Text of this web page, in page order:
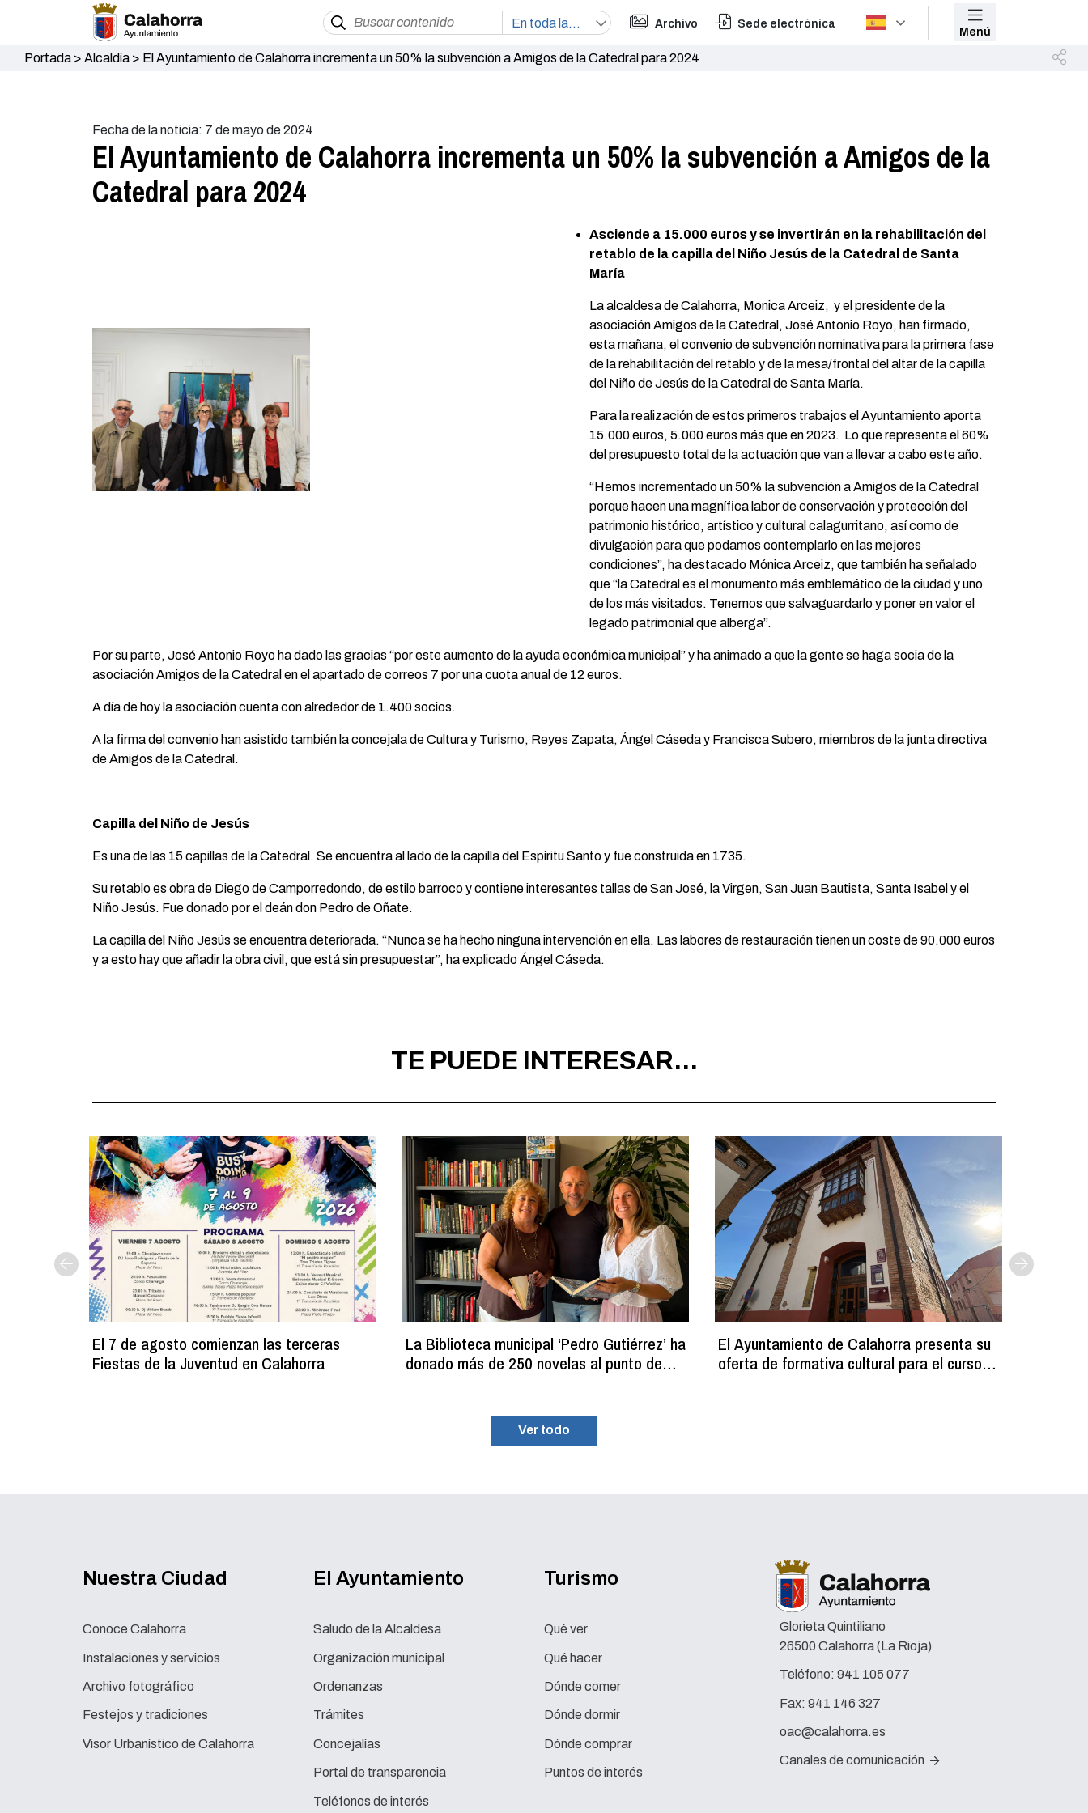
Archivo Sede electrónica
Menú
Portada> Alcaldía> El Ayuntamiento de Calahorra incrementa un 50% la subvención a Amigos de la Catedral para 2024
Fecha de la noticia: 7 de mayo de 2024
El Ayuntamiento de Calahorra incrementa un 50% la subvención a Amigos de la
Catedral para 2024
Asciende a 15.000 euros y se invertirán en la rehabilitación del
retablo de la capilla del Niño Jesús de la Catedral de Santa
María
La alcaldesa de Calahorra, Monica Arceiz, y el presidente de la
asociación Amigos de la Catedral, José Antonio Royo, han firmado,
esta mañana, el convenio de subvención nominativa para la primera fase
de la rehabilitación del retablo y de la mesa/frontal del altar de la capilla
del Niño de Jesús de la Catedral de Santa María.
Para la realización de estos primeros trabajos el Ayuntamiento aporta
15.000 euros, 5.000 euros más que en 2023. Lo que representa el 60%
del presupuesto total de la actuación que van a llevar a cabo este año.
“Hemos incrementado un 50% la subvención a Amigos de la Catedral
porque hacen una magnífica labor de conservación y protección del
patrimonio histórico, artístico y cultural calagurritano, así como de
divulgación para que podamos contemplarlo en las mejores
condiciones”, ha destacado Mónica Arceiz, que también ha señalado
que “la Catedral es el monumento más emblemático de la ciudad y uno
de los más visitados. Tenemos que salvaguardarlo y poner en valor el
legado patrimonial que alberga”.
Por su parte, José Antonio Royo ha dado las gracias “por este aumento de la ayuda económica municipal” y ha animado a que la gente se haga socia de la
asociación Amigos de la Catedral en el apartado de correos 7 por una cuota anual de 12 euros.
A día de hoy la asociación cuenta con alrededor de 1.400 socios.
A la firma del convenio han asistido también la concejala de Cultura y Turismo, Reyes Zapata, Ángel Cáseda y Francisca Subero, miembros de la junta directiva
de Amigos de la Catedral.
Capilla del Niño de Jesús
Es una de las 15 capillas de la Catedral. Se encuentra al lado de la capilla del Espíritu Santo y fue construida en 1735.
Su retablo es obra de Diego de Camporredondo, de estilo barroco y contiene interesantes tallas de San José, la Virgen, San Juan Bautista, Santa Isabel y el
Niño Jesús. Fue donado por el deán don Pedro de Oñate.
La capilla del Niño Jesús se encuentra deteriorada. “Nunca se ha hecho ninguna intervención en ella. Las labores de restauración tienen un coste de 90.000 euros
y a esto hay que añadir la obra civil, que está sin presupuestar”, ha explicado Ángel Cáseda.
TE PUEDE INTERESAR...
El 7 de agosto comienzan las terceras
Fiestas de la Juventud en Calahorra
La Biblioteca municipal ‘Pedro Gutiérrez’ ha
donado más de 250 novelas al punto de
El Ayuntamiento de Calahorra presenta su
oferta de formativa cultural para el curso
Ver todo
Nuestra Ciudad
Conoce Calahorra
Instalaciones y servicios
Archivo fotográfico
Festejos y tradiciones
Visor Urbanístico de Calahorra
El Ayuntamiento
Saludo de la Alcaldesa
Organización municipal
Ordenanzas
Trámites
Concejalías
Portal de transparencia
Teléfonos de interés
Turismo
Qué ver
Qué hacer
Dónde comer
Dónde dormir
Dónde comprar
Puntos de interés
Glorieta Quintiliano
26500 Calahorra (La Rioja)
Teléfono: 941 105 077
Fax: 941 146 327
oac@calahorra.es
Canales de comunicación